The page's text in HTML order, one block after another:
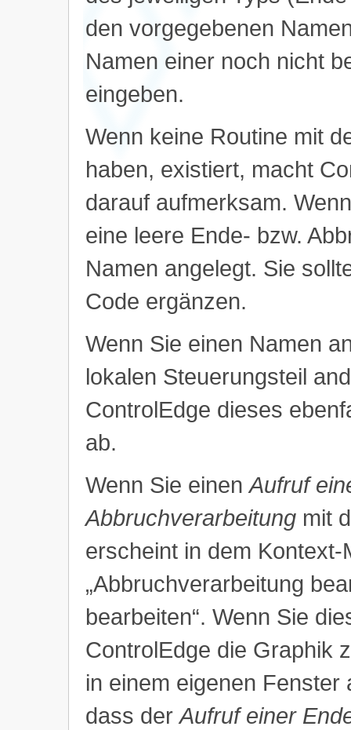
den vorgegebenen
Namen einer noch nicht
eingeben.
Wenn keine Routine mit
haben, existiert, macht
darauf aufmerksam.
eine leere Ende- bzw.
Namen angelegt. Sie
Code ergänzen.
Wenn Sie einen Namen
lokalen Steuerungsteil
ControlEdge dieses
ab.
Wenn Sie einenAufruf
Abbruchverarbeitungmit
erscheint in dem
„Abbruchverarbeitung
bearbeiten“. Wenn Sie
ControlEdge die Graphik
in einem eigenen
dass derAufruf einer